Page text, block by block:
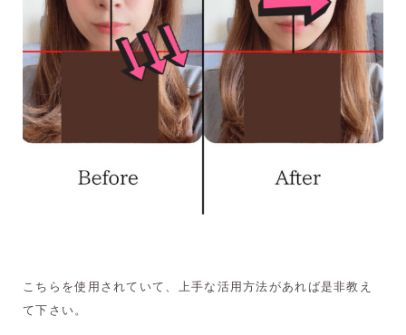
こちらを使用されていて、上手な活用方法があれば是非教え
て下さい。